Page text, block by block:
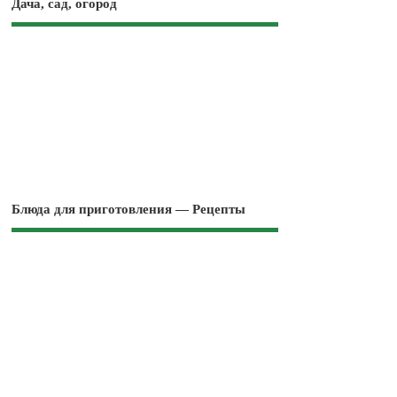
Дача, сад, огород
Блюда для приготовления — Рецепты